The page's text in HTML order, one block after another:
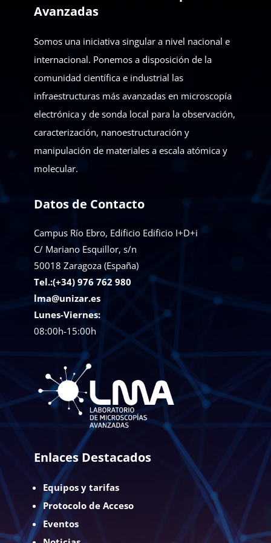
Avanzadas
Somos una iniciativa singular a nivel nacional e
internacional. Ponemos a disposición de la
comunidad científica e industrial las
infraestructuras más avanzadas en microscopía
electrónica y de sonda local para la observación,
caracterización, nanoestructuración y
manipulación de materiales a escala atómica y
molecular.
Datos de Contacto
Campus Río Ebro, Edificio Edificio I+D+i
C/ Mariano Esquillor, s/n
50018 Zaragoza (España)
Tel.:(+34) 976 762 980
lma@unizar.es
Lunes-Viernes:
08:00h-15:00h
Enlaces Destacados
Equipos y tarifas
Protocolo de Acceso
Eventos